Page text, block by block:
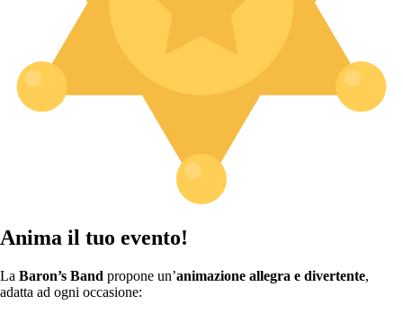
Anima il tuo evento!
La Baron’s Band propone un’animazione allegra e divertente,
adatta ad ogni occasione: